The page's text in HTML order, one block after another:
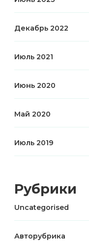
Декабрь 2022
Июль 2021
Июнь 2020
Май 2020
Июль 2019
Рубрики
Uncategorised
Авторубрика